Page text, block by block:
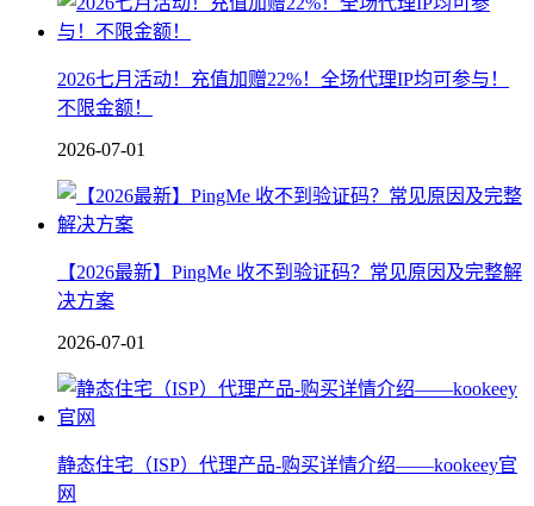
2026七月活动！充值加赠22%！全场代理IP均可参与！
不限金额！
2026-07-01
【2026最新】PingMe 收不到验证码？常见原因及完整解
决方案
2026-07-01
静态住宅（ISP）代理产品-购买详情介绍——kookeey官
网